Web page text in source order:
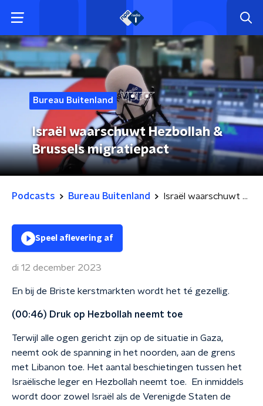
Bureau Buitenland
Israël waarschuwt Hezbollah &
Brussels migratiepact
Podcasts Bureau Buitenland Israël waarschuwt Hezbollah & Brussels migratiepact
Speel aflevering af
di 12 december 2023
En bij de Briste kerstmarkten wordt het té gezellig.
(00:46) Druk op Hezbollah neemt toe
Terwijl alle ogen gericht zijn op de situatie in Gaza,
neemt ook de spanning in het noorden, aan de grens
met Libanon toe. Het aantal beschietingen tussen het
Israëlische leger en Hezbollah neemt toe. En inmiddels
wordt door zowel Israël als de Verenigde Staten de